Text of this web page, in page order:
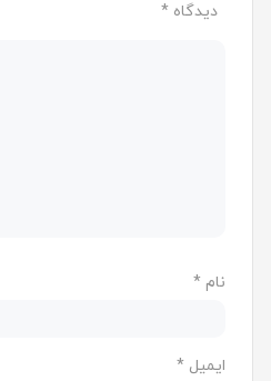
دیدگاه *
نام *
ایمیل *